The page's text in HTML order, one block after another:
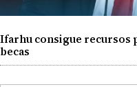
Ifarhu consigue recursos
becas